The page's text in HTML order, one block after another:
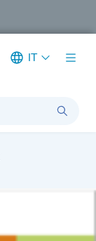
IT